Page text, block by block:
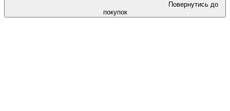
Повернутись до
покупок